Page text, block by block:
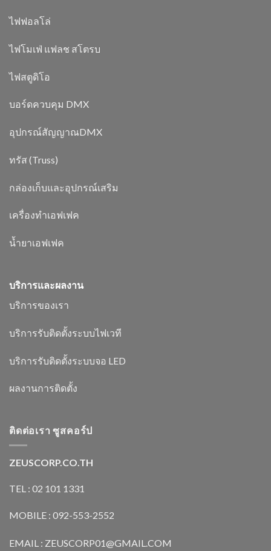
ไฟฟอลโล่
ไฟโมเฟ่ แฟลช สโตรบ
ไฟสตูดิโอ
บอร์ดควบคุม DMX
อุปกรณ์สัญญาณDMX
ทรัส (Truss)
กล่องเก็บและอุปกรณ์เสริม
เครื่องทำเอฟเฟค
น้ำยาเอฟเฟค
บริการและผลงาน
บริการของเรา
บริการรับติดตั้งระบบไฟเวที
บริการรับติดตั้งระบบจอ LED
ผลงานการติดตั้ง
ติดต่อเรา ซูสคอร์ป
ZEUSCORP.CO.TH
TEL : 02 101 1331
MOBILE : 092-553-2552
EMAIL : ZEUSCORP01@GMAIL.COM